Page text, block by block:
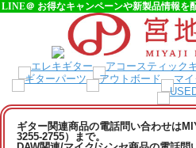
LINE＠ お得なキャンペーンや新製品情報を
ギター関連商品の電話問い合わせは
3255-2755）まで。